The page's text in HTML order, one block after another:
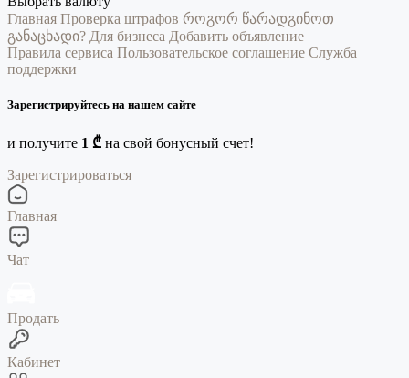
Главная Проверка штрафов როგორ წარადგინოთ
განაცხადი? Для бизнеса Добавить объявление
Правила сервиса Пользовательское соглашение Служба
поддержки
Зарегистрируйтесь на нашем сайте
и получите 1 ₾ на свой бонусный счет!
Зарегистрироваться
Главная
Чат
Продать
Кабинет